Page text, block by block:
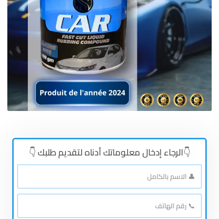
👇الرجاء إدخال معلوماتك أدناه لتقديم طلبك 👇
👤
الاسم
بالكامل*
📞
رقم